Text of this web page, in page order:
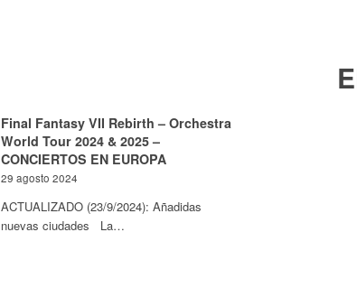
Final Fantasy VII Rebirth – Orchestra
World Tour 2024 & 2025 –
CONCIERTOS EN EUROPA
29 agosto 2024
ACTUALIZADO (23/9/2024): Añadidas
nuevas ciudades La…